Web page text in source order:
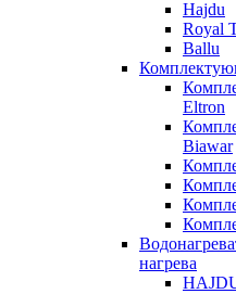
Hajdu
Royal
Ballu
Eltron
Biawar
нагрева